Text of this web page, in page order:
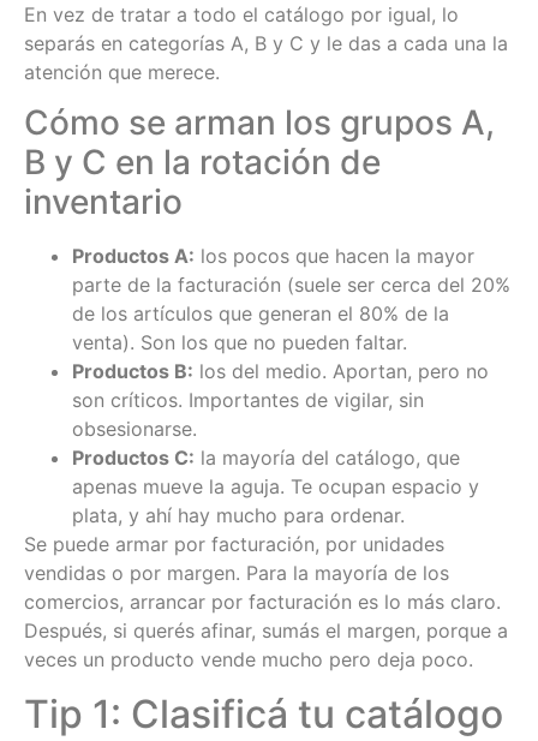
En vez de tratar a todo el catálogo por igual, lo
separás en categorías A, B y C y le das a cada una la
atención que merece.
Cómo se arman los grupos A,
B y C en la rotación de
inventario
Productos A: los pocos que hacen la mayor
parte de la facturación (suele ser cerca del 20%
de los artículos que generan el 80% de la
venta). Son los que no pueden faltar.
Productos B: los del medio. Aportan, pero no
son críticos. Importantes de vigilar, sin
obsesionarse.
Productos C: la mayoría del catálogo, que
apenas mueve la aguja. Te ocupan espacio y
plata, y ahí hay mucho para ordenar.
Se puede armar por facturación, por unidades
vendidas o por margen. Para la mayoría de los
comercios, arrancar por facturación es lo más claro.
Después, si querés afinar, sumás el margen, porque a
veces un producto vende mucho pero deja poco.
Tip 1: Clasificá tu catálogo